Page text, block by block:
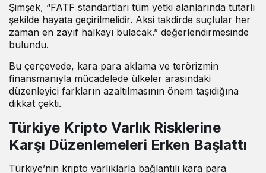
Şimşek, “FATF standartları tüm yetki alanlarında tutarlı
şekilde hayata geçirilmelidir. Aksi takdirde suçlular her
zaman en zayıf halkayı bulacak.” değerlendirmesinde
bulundu.
Bu çerçevede, kara para aklama ve terörizmin
finansmanıyla mücadelede ülkeler arasındaki
düzenleyici farkların azaltılmasının önem taşıdığına
dikkat çekti.
Türkiye Kripto Varlık Risklerine
Karşı Düzenlemeleri Erken Başlattı
Türkiye’nin kripto varlıklarla bağlantılı kara para